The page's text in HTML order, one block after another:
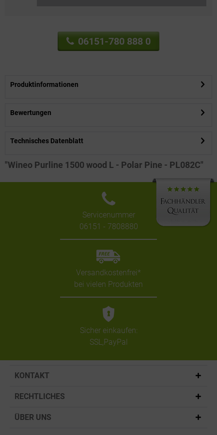
06151-780 888 0
Produktinformationen
Bewertungen
Technisches Datenblatt
"Wineo Purline 1500 wood L - Polar Pine - PL082C"
Servicenummer
06151 - 7808880
Versandkostenfrei*
bei vielen Produkten
Sicher einkaufen:
SSL,PayPal
KONTAKT
RECHTLICHES
ÜBER UNS